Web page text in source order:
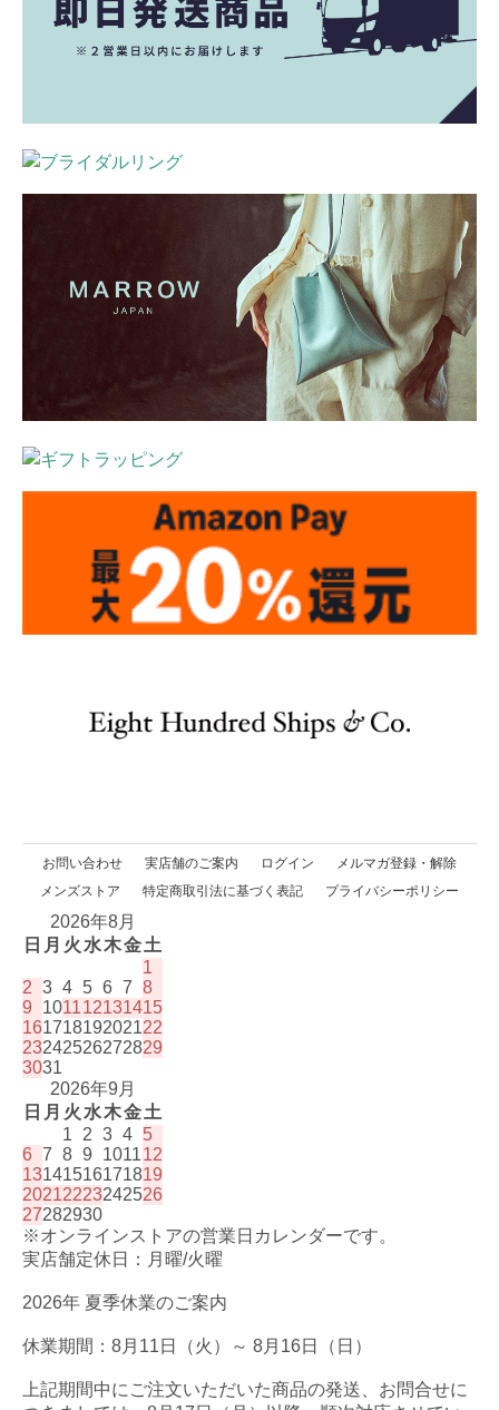
お問い合わせ 実店舗のご案内 ログイン
メルマガ登録・解除
メンズストア
特定商取引法に基づく表記 プライバシーポリシー
2026年8月
日 月 火 水木金土
1
2 3 4 5 6 7 8
9
101112131415
16171819202122
23242526272829
3031
2026年9月
日 月 火 水木金土
1
2 3 4 5
6 7 8 9 101112
13141516171819
20212223242526
27282930
※オンラインストアの営業日カレンダーです。
実店舗定休日：月曜/火曜
2026年 夏季休業のご案内
休業期間：8月11日（火）～ 8月16日（日）
上記期間中にご注文いただいた商品の発送、お問合せに